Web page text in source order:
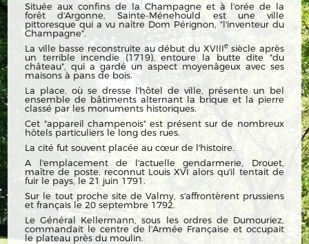
Située aux confins de la Champagne et à l'orée de la
forêt d'Argonne, Sainte-Ménehould est une ville
pittoresque qui a vu naître Dom Pérignon, "l'inventeur du
Champagne".
La ville basse reconstruite au début du XVIIIesiècle après
un terrible incendie (1719), entoure la butte dite "du
château", qui a gardé un aspect moyenâgeux avec ses
maisons à pans de bois.
La place, où se dresse l'hôtel de ville, présente un bel
ensemble de bâtiments alternant la brique et la pierre
classé par les monuments historiques.
Cet "appareil champenois" est présent sur de nombreux
hôtels particuliers le long des rues.
La cité fut souvent placée au cœur de l'histoire.
A l'emplacement de l'actuelle gendarmerie, Drouet,
maître de poste, reconnut Louis XVI alors qu'il tentait de
fuir le pays, le 21 juin 1791.
Sur le tout proche site de Valmy, s'affrontèrent prussiens
et français le 20 septembre 1792.
Le Général Kellermann, sous les ordres de Dumouriez,
commandait le centre de l'Armée Française et occupait
le plateau près du moulin.